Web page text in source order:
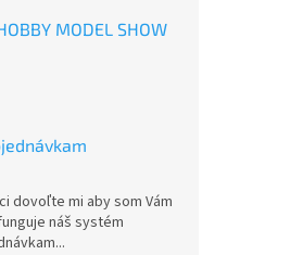
MODEL SHOW
dovoľte mi aby som Vám
náš systém